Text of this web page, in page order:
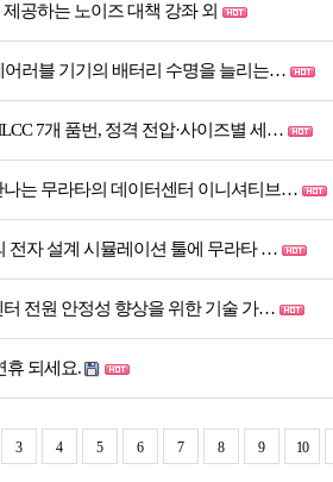
공하는 노이즈 대책 강좌 외
어러블 기기의 배터리 수명을 늘리는…
7개 품번, 정격 전압·사이즈별 세…
나는 무라타의 데이터센터 이니셔티브…
전자 설계 시뮬레이션 툴에 무라타 …
전원 안정성 향상을 위한 기술 가…
휴 되세요.
3 4 5 6 7 8 9 10